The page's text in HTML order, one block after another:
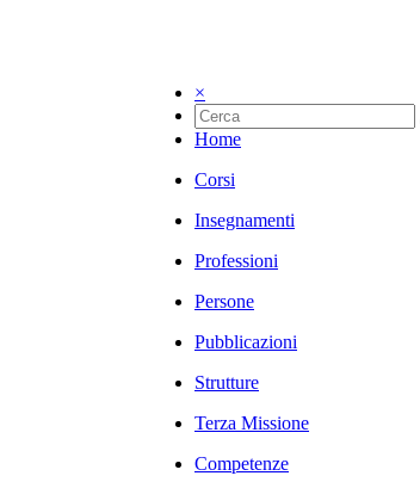
×
Home
Corsi
Insegnamenti
Professioni
Persone
Pubblicazioni
Strutture
Terza Missione
Competenze